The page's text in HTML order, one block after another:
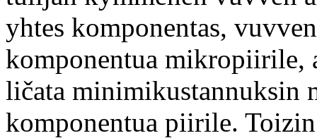
yhtes komponentas,
komponentua mikropiirile,
ličata minimikustannuksin
komponentua piirile.